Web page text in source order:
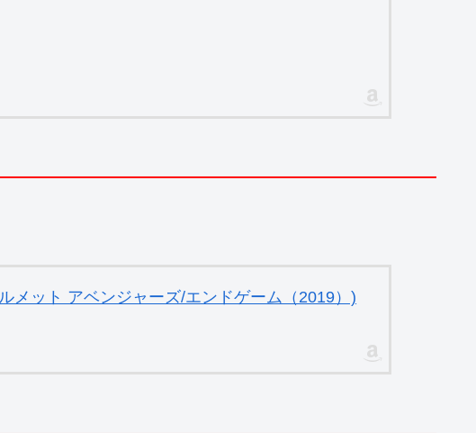
メット アベンジャーズ/エンドゲーム（2019）)